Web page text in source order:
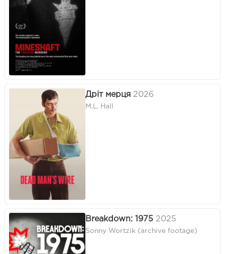
Дріт мерця 2026
M.L. Hall
Breakdown: 1975 2025
Sonny Wortzik (archive footage)